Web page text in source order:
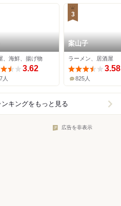
、海鮮、揚げ物
3.62
人
3
案山子
ラーメン、居酒屋
3.58
825人
ンキングをもっと見る
広告を非表示